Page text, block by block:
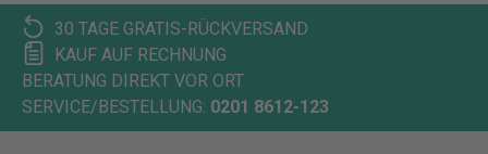
30 TAGE GRATIS-RÜCKVERSAND
KAUF AUF RECHNUNG
BERATUNG DIREKT VOR ORT
SERVICE/BESTELLUNG: 0201 8612-123